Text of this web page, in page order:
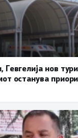
Гевгелија нов
останува